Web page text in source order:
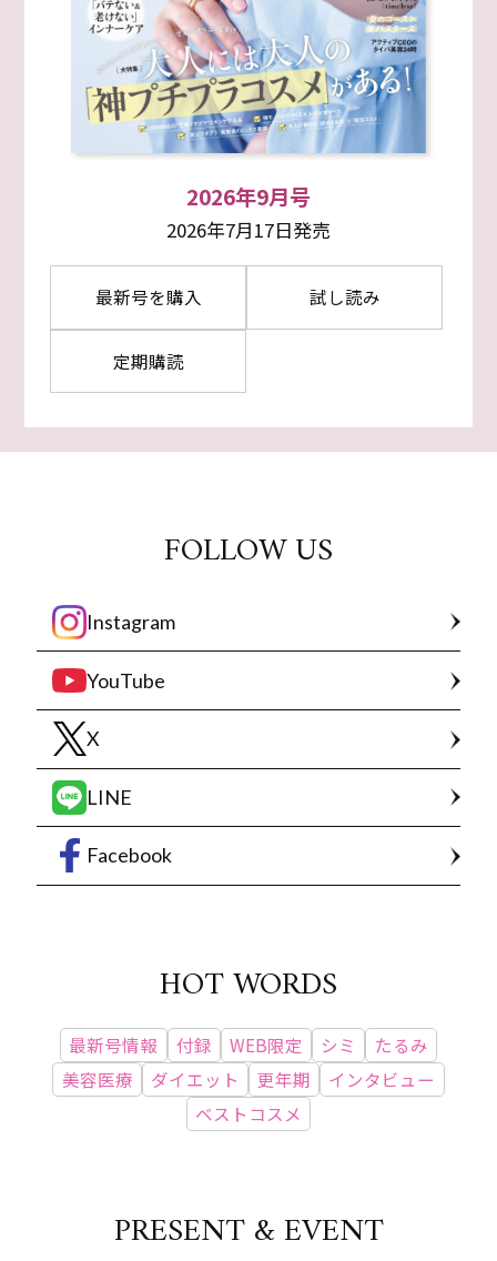
2026年9月号
2026年7月17日発売
最新号を購入 試し読み
定期購読
FOLLOW US
Instagram
YouTube
X
LINE
Facebook
HOT WORDS
最新号情報 付録 WEB限定 シミ
たるみ
美容医療
ダイエット 更年期
インタビュー
ベストコスメ
PRESENT & EVENT